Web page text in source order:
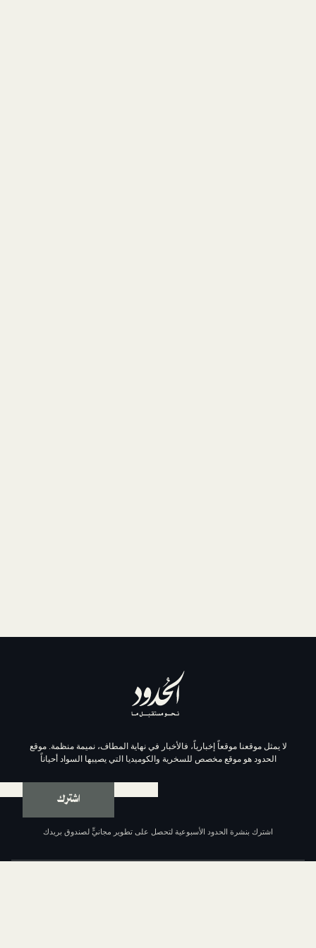
موقعاً إخبارياً، فالأخبار في نهاية المطاف، نميمة منظمة. موقع
مخصص للسخرية والكوميديا التي يصيبها السواد أحياناً
اشترك
الحدود الأسبوعية لتحصل على تطوير مجانيٍّ لصندوق بريدك